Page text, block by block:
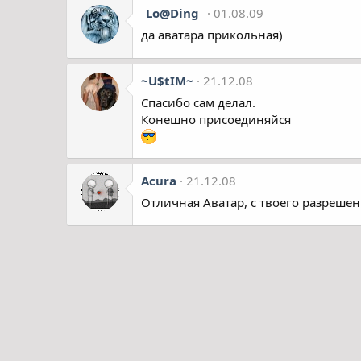
_Lo@Ding_
01.08.09
да аватара прикольная)
~U$tIM~
21.12.08
Спасибо сам делал.
Конешно присоединяйся
Acura
21.12.08
Отличная Аватар, с твоего